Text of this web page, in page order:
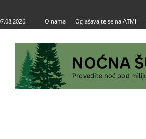
O nama Oglašavajte se na ATMI